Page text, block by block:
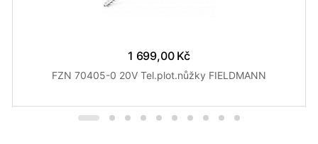
1 699,00 Kč
FZN 70405-0 20V Tel.plot.nůžky FIELDMANN